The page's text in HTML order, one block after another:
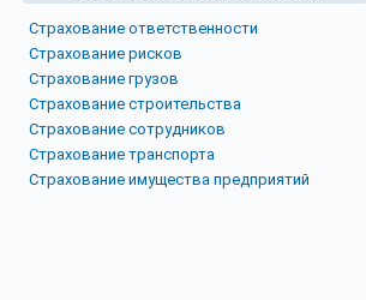
Страхование ответственности
Страхование рисков
Страхование грузов
Страхование строительства
Страхование сотрудников
Страхование транспорта
Страхование имущества предприятий